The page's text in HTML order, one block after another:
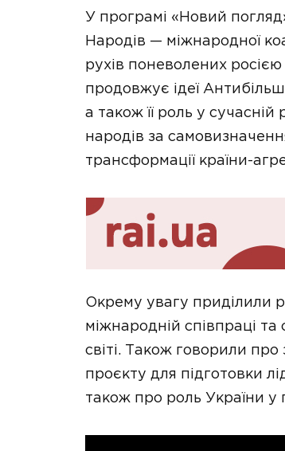
У програмі «Новий
Народів — міжнародної
рухів поневолених росією
продовжує ідеї
а також її роль у сучасній
народів за
трансформації країни-
Окрему увагу приділили
міжнародній співпраці
світі. Також говорили про
проєкту для підготовки
також про роль України у